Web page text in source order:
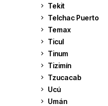
Tekit
Telchac Puerto
Temax
Ticul
Tinum
Tizimín
Tzucacab
Ucú
Umán